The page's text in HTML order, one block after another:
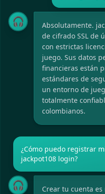
🎧
Absolutamente.
de cifrado SSL de
con estrictas
juego. Sus datos
financieras están
estándares de
un entorno de
totalmente
colombianos.
¿Cómo puedo registrar
jackpot108 login?
🎧
Crear tu cuenta